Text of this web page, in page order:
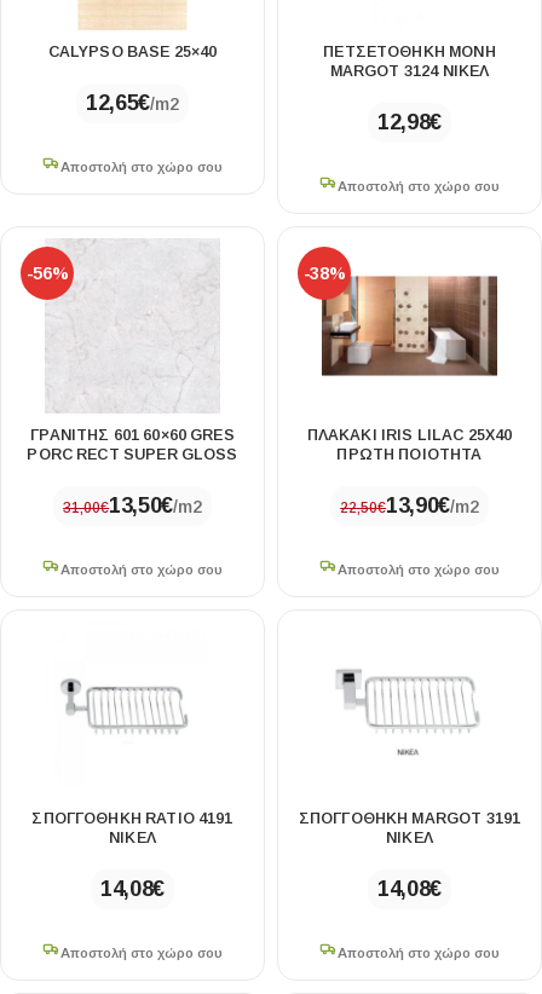
CALYPSO BASE 25×40
12,65€/m2
Αποστολή στο χώρο σου
ΠΕΤΣΕΤΟΘΗΚΗ ΜΟΝΗ
MARGOT 3124 ΝΙΚΕΛ
12,98€
Αποστολή στο χώρο σου
-56%
ΓΡΑΝΙΤΗΣ 601 60×60 GRES
PORC RECT SUPER GLOSS
31,00€13,50€/m2
Αποστολή στο χώρο σου
-38%
ΠΛΑΚΑΚΙ IRIS LILAC 25X40
ΠΡΩΤΗ ΠΟΙΟΤΗΤΑ
22,50€13,90€/m2
Αποστολή στο χώρο σου
ΣΠΟΓΓΟΘΗΚΗ RATIO 4191
ΝΙΚΕΛ
14,08€
Αποστολή στο χώρο σου
ΣΠΟΓΓΟΘΗΚΗ MARGOT 3191
ΝΙΚΕΛ
14,08€
Αποστολή στο χώρο σου